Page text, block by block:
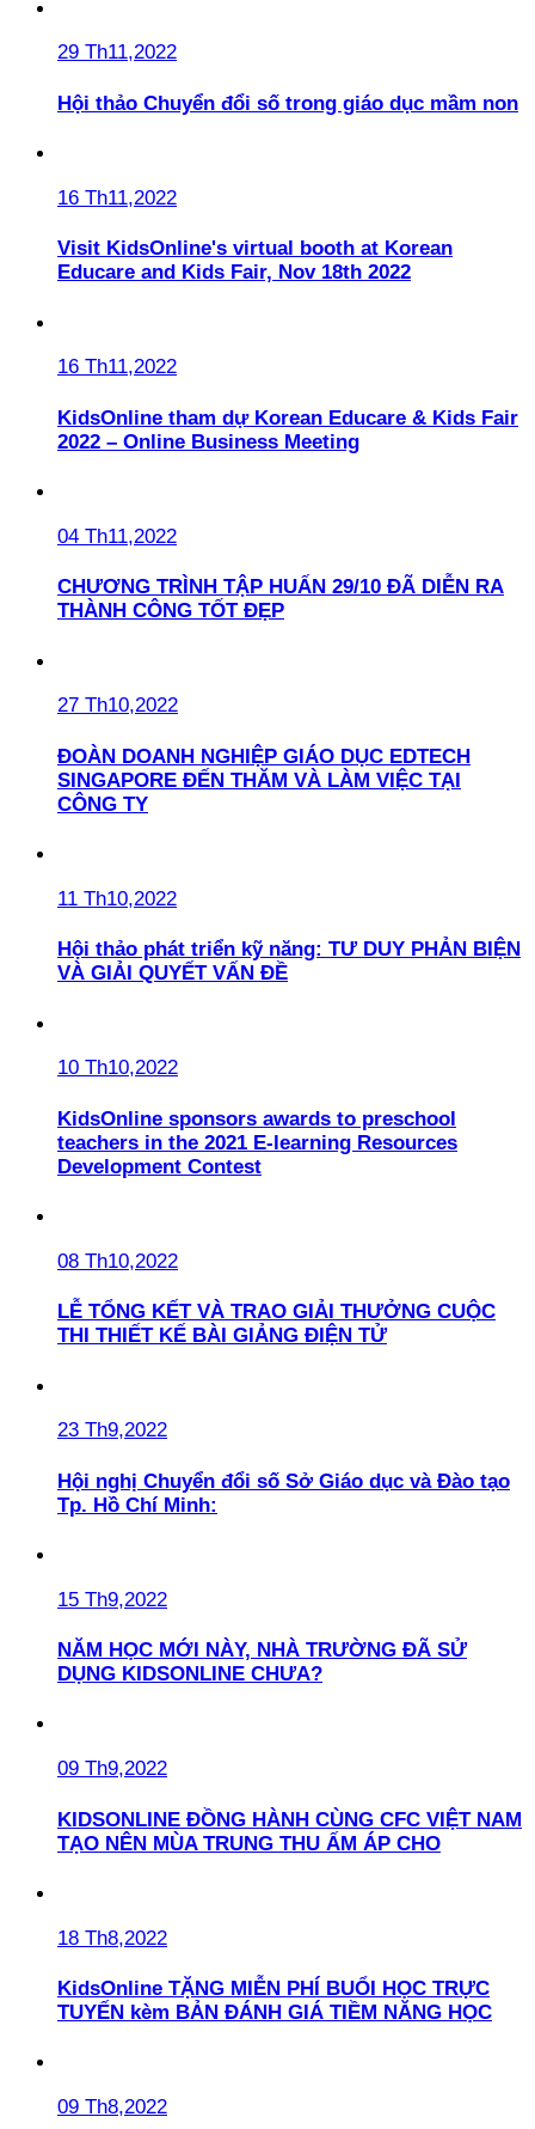
29 Th11,2022
Hội thảo Chuyển đổi số trong giáo dục mầm non
16 Th11,2022
Visit KidsOnline's virtual booth at Korean
Educare and Kids Fair, Nov 18th 2022
16 Th11,2022
KidsOnline tham dự Korean Educare & Kids Fair
2022 – Online Business Meeting
04 Th11,2022
CHƯƠNG TRÌNH TẬP HUẤN 29/10 ĐÃ DIỄN RA
THÀNH CÔNG TỐT ĐẸP
27 Th10,2022
ĐOÀN DOANH NGHIỆP GIÁO DỤC EDTECH
SINGAPORE ĐẾN THĂM VÀ LÀM VIỆC TẠI
CÔNG TY
11 Th10,2022
Hội thảo phát triển kỹ năng: TƯ DUY PHẢN BIỆN
VÀ GIẢI QUYẾT VẤN ĐỀ
10 Th10,2022
KidsOnline sponsors awards to preschool
teachers in the 2021 E-learning Resources
Development Contest
08 Th10,2022
LỄ TỔNG KẾT VÀ TRAO GIẢI THƯỞNG CUỘC
THI THIẾT KẾ BÀI GIẢNG ĐIỆN TỬ
23 Th9,2022
Hội nghị Chuyển đổi số Sở Giáo dục và Đào tạo
Tp. Hồ Chí Minh:
15 Th9,2022
NĂM HỌC MỚI NÀY, NHÀ TRƯỜNG ĐÃ SỬ
DỤNG KIDSONLINE CHƯA?
09 Th9,2022
KIDSONLINE ĐỒNG HÀNH CÙNG CFC VIỆT NAM
TẠO NÊN MÙA TRUNG THU ẤM ÁP CHO
18 Th8,2022
KidsOnline TẶNG MIỄN PHÍ BUỔI HỌC TRỰC
TUYẾN kèm BẢN ĐÁNH GIÁ TIỀM NĂNG HỌC
09 Th8,2022